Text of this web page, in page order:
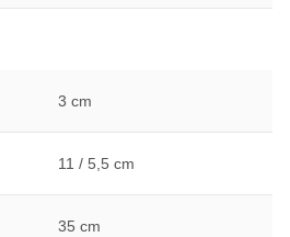
3 cm
11 / 5,5 cm
35 cm